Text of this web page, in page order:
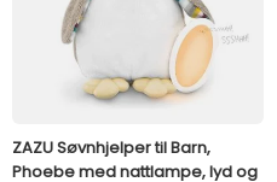
ZAZU Søvnhjelper til Barn,
Phoebe med nattlampe, lyd og